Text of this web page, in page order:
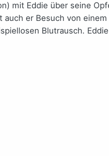
mit Eddie über seine
er Besuch von
Blutrausch.